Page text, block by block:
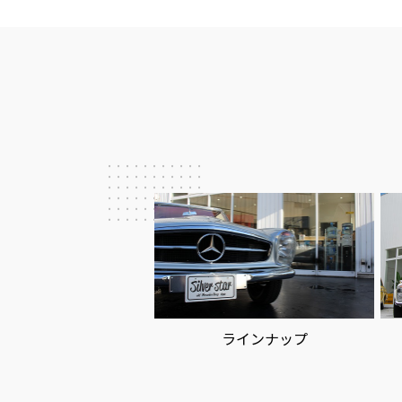
ラインナップ